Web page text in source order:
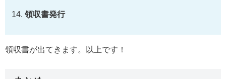
領収書発行
領収書が出てきます。以上です！